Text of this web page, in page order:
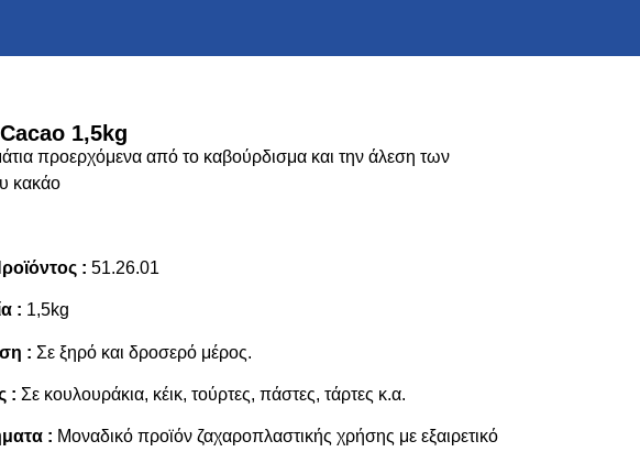
1,5kg
προερχόμενα από το καβούρδισμα και την άλεση των
κακάο
: 51.26.01
: 1,5kg
: Σε ξηρό και δροσερό μέρος.
: Σε κουλουράκια, κέικ, τούρτες, πάστες, τάρτες κ.α.
: Μοναδικό προϊόν ζαχαροπλαστικής χρήσης με εξαιρετικό